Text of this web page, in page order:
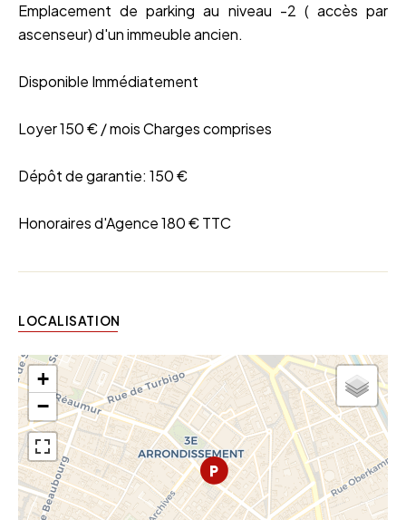
Emplacement de parking au niveau -2 ( accès par
ascenseur) d'un immeuble ancien.
Disponible Immédiatement
Loyer 150 € / mois Charges comprises
Dépôt de garantie: 150 €
Honoraires d'Agence 180 € TTC
LOCALISATION
+
−